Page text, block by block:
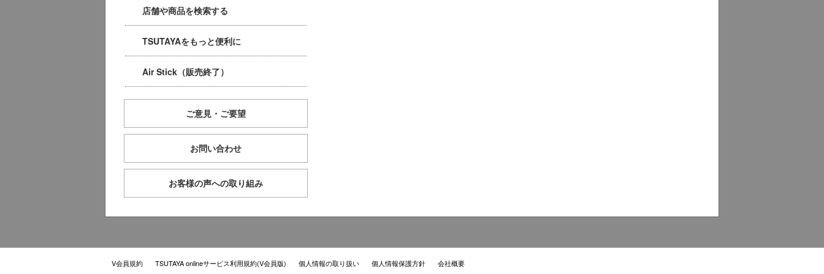
店舗や商品を検索する
TSUTAYAをもっと便利に
Air Stick（販売終了）
ご意見・ご要望
お問い合わせ
お客様の声への取り組み
V会員規約 TSUTAYA onlineサービス利用規約(V会員版) 個人情報の取り扱い 個人情報保護方針 会社概要